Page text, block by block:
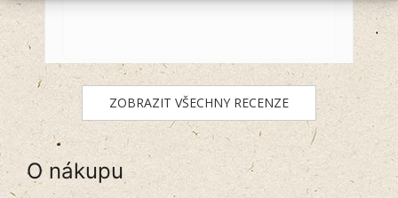
ZOBRAZIT VŠECHNY RECENZE
O nákupu